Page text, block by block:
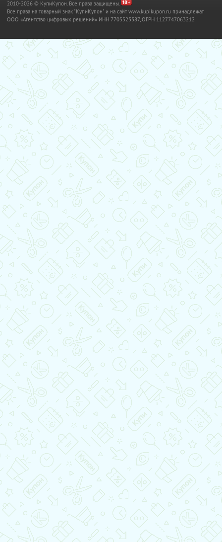
2010-2026 © КупиКупон. Все права защищены.
Все права на товарный знак "КупиКупон" и на сайт www.kupikupon.ru принадлежат
OOO «Агентство цифровых решений» ИНН 7705523387, ОГРН 1127747063212